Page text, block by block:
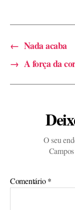
← Nada acaba
→ A força da
O seu
Comentário*